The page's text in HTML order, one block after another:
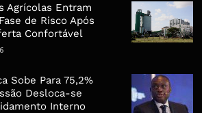
Agrícolas Entram
de Risco Após
Confortável
Sobe Para 75,2%
Desloca-se
Interno